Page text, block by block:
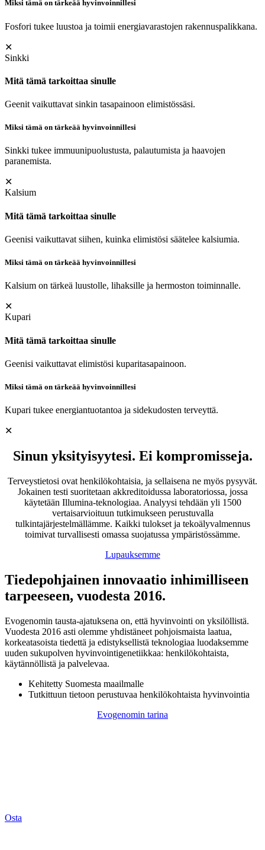
Miksi tämä on tärkeää hyvinvoinnillesi
Fosfori tukee luustoa ja toimii energiavarastojen rakennuspalikkana.
✕
Sinkki
Mitä tämä tarkoittaa sinulle
Geenit vaikuttavat sinkin tasapainoon elimistössäsi.
Miksi tämä on tärkeää hyvinvoinnillesi
Sinkki tukee immuunipuolustusta, palautumista ja haavojen
paranemista.
✕
Kalsium
Mitä tämä tarkoittaa sinulle
Geenisi vaikuttavat siihen, kuinka elimistösi säätelee kalsiumia.
Miksi tämä on tärkeää hyvinvoinnillesi
Kalsium on tärkeä luustolle, lihaksille ja hermoston toiminnalle.
✕
Kupari
Mitä tämä tarkoittaa sinulle
Geenisi vaikuttavat elimistösi kuparitasapainoon.
Miksi tämä on tärkeää hyvinvoinnillesi
Kupari tukee energiantuotantoa ja sidekudosten terveyttä.
✕
Sinun yksityisyytesi. Ei kompromisseja.
Terveystietosi ovat henkilökohtaisia, ja sellaisena ne myös pysyvät.
Jokainen testi suoritetaan akkreditoidussa laboratoriossa, jossa
käytetään Illumina-teknologiaa. Analyysi tehdään yli 1500
vertaisarvioituun tutkimukseen perustuvalla
tulkintajärjestelmällämme. Kaikki tulokset ja tekoälyvalmennus
toimivat turvallisesti omassa suojatussa ympäristössämme.
Lupauksemme
Tiedepohjainen innovaatio inhimilliseen
tarpeeseen, vuodesta 2016.
Evogenomin tausta-ajatuksena on, että hyvinvointi on yksilöllistä.
Vuodesta 2016 asti olemme yhdistäneet pohjoismaista laatua,
korkeatasoista tiedettä ja edistyksellistä teknologiaa luodaksemme
uuden sukupolven hyvinvointigenetiikkaa: henkilökohtaista,
käytännöllistä ja palvelevaa.
Kehitetty Suomesta maailmalle
Tutkittuun tietoon perustuvaa henkilökohtaista hyvinvointia
Evogenomin tarina
Osta